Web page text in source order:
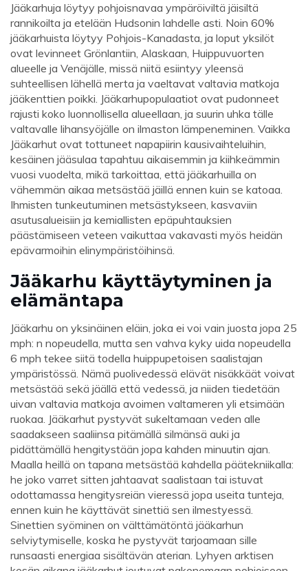
Jääkarhuja löytyy pohjoisnavaa ympäröiviltä jäisiltä
rannikoilta ja etelään Hudsonin lahdelle asti. Noin 60%
jääkarhuista löytyy Pohjois-Kanadasta, ja loput yksilöt
ovat levinneet Grönlantiin, Alaskaan, Huippuvuorten
alueelle ja Venäjälle, missä niitä esiintyy yleensä
suhteellisen lähellä merta ja vaeltavat valtavia matkoja
jääkenttien poikki. Jääkarhupopulaatiot ovat pudonneet
rajusti koko luonnollisella alueellaan, ja suurin uhka tälle
valtavalle lihansyöjälle on ilmaston lämpeneminen. Vaikka
Jääkarhut ovat tottuneet napapiirin kausivaihteluihin,
kesäinen jääsulaa tapahtuu aikaisemmin ja kiihkeämmin
vuosi vuodelta, mikä tarkoittaa, että jääkarhuilla on
vähemmän aikaa metsästää jäillä ennen kuin se katoaa.
Ihmisten tunkeutuminen metsästykseen, kasvaviin
asutusalueisiin ja kemiallisten epäpuhtauksien
päästämiseen veteen vaikuttaa vakavasti myös heidän
epävarmoihin elinympäristöihinsä.
Jääkarhu käyttäytyminen ja
elämäntapa
Jääkarhu on yksinäinen eläin, joka ei voi vain juosta jopa 25
mph: n nopeudella, mutta sen vahva kyky uida nopeudella
6 mph tekee siitä todella huippupetoisen saalistajan
ympäristössä. Nämä puolivedessä elävät nisäkkäät voivat
metsästää sekä jäällä että vedessä, ja niiden tiedetään
uivan valtavia matkoja avoimen valtameren yli etsimään
ruokaa. Jääkarhut pystyvät sukeltamaan veden alle
saadakseen saaliinsa pitämällä silmänsä auki ja
pidättämällä hengitystään jopa kahden minuutin ajan.
Maalla heillä on tapana metsästää kahdella päätekniikalla:
he joko varret sitten jahtaavat saalistaan ​​tai istuvat
odottamassa hengitysreiän vieressä jopa useita tunteja,
ennen kuin he käyttävät sinettiä sen ilmestyessä.
Sinettien syöminen on välttämätöntä jääkarhun
selviytymiselle, koska he pystyvät tarjoamaan sille
runsaasti energiaa sisältävän aterian. Lyhyen arktisen